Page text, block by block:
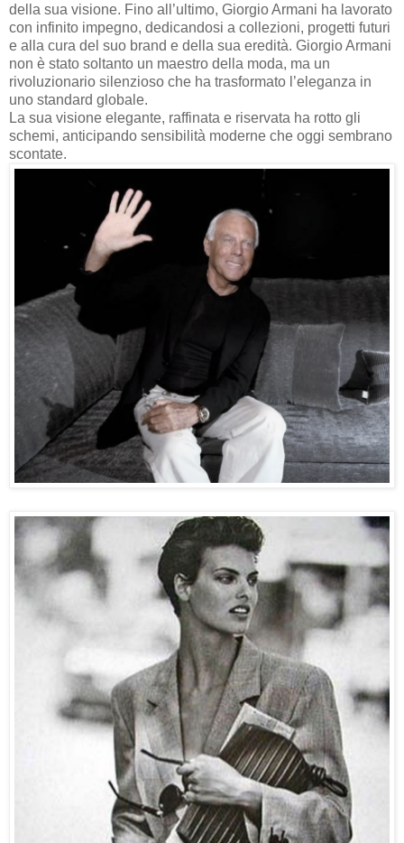
della sua visione. Fino all’ultimo, Giorgio Armani ha lavorato
con infinito impegno, dedicandosi a collezioni, progetti futuri
e alla cura del suo brand e della sua eredità. Giorgio Armani
non è stato soltanto un maestro della moda, ma un
rivoluzionario silenzioso che ha trasformato l’eleganza in
uno standard globale.
La sua visione elegante, raffinata e riservata ha rotto gli
schemi, anticipando sensibilità moderne che oggi sembrano
scontate.